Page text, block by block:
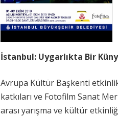
İstanbul: Uygarlıkta Bir
Avrupa Kültür Başkenti
katkıları ve Fotofilm Sanat
arası yarışma ve kültür